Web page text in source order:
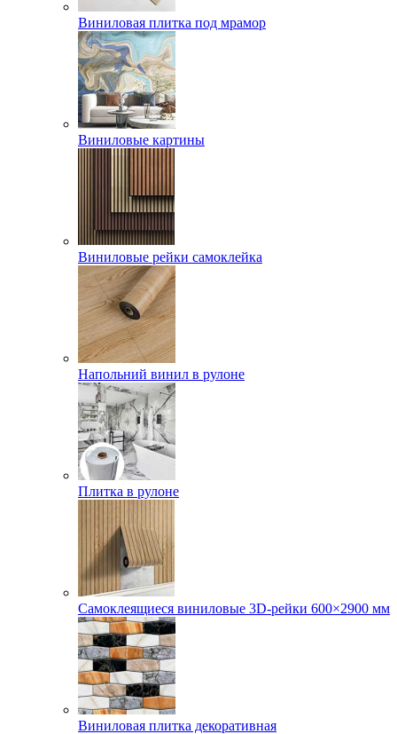
Виниловая плитка под мрамор
Виниловые картины
Виниловые рейки самоклейка
Напольний винил в рулоне
Плитка в рулоне
Самоклеящиеся виниловые 3D‑рейки 600×2900 мм
Виниловая плитка декоративная